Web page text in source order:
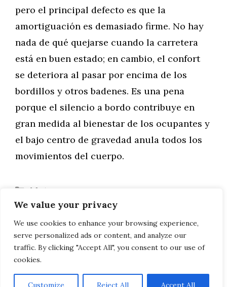
We value your privacy
We use cookies to enhance your browsing experience,
serve personalized ads or content, and analyze our
traffic. By clicking "Accept All", you consent to our use of
cookies.
Customize Reject All Accept All
pero el principal defecto es que la
amortiguación es demasiado firme. No hay
nada de qué quejarse cuando la carretera
está en buen estado; en cambio, el confort
se deteriora al pasar por encima de los
bordillos y otros badenes. Es una pena
porque el silencio a bordo contribuye en
gran medida al bienestar de los ocupantes y
el bajo centro de gravedad anula todos los
movimientos del cuerpo.
Categorías
Motor
COMPONGA SU INTERIOR
Cómo cuidar su cara después de un
estiramiento facial